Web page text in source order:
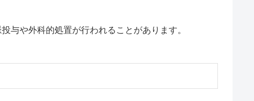
与や外科的処置が行われることがあります。